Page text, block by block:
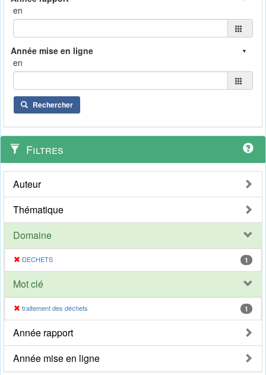
en
en
Rechercher
Filtres
Auteur
Thématique
Domaine
DECHETS 1
Mot clé
traitement des déchets 1
Année rapport
Année mise en ligne